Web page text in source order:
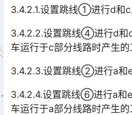
3.4.2.1.设置跳线①进行d和c
3.4.2.2.设置跳线④进行d和
车运行于c部分线路时产生的
3.4.2.3.设置跳线②进行a和e
3.4.2.4.设置跳线⑥进行a和
车运行于a部分线路时产生的